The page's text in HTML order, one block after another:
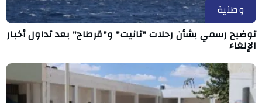
وطنية
توضيح رسمي بشأن رحلات "تانيت" و"قرطاج" بعد تداول أخبار
الإلغاء